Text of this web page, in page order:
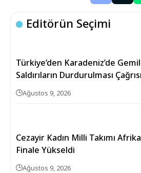
Editörün Seçimi
Türkiye’den Karadeniz’de
Saldırıların Durdurulması Çağrısı
Ağustos 9, 2026
Cezayir Kadın Milli Takımı Afrika
Finale Yükseldi
Ağustos 9, 2026